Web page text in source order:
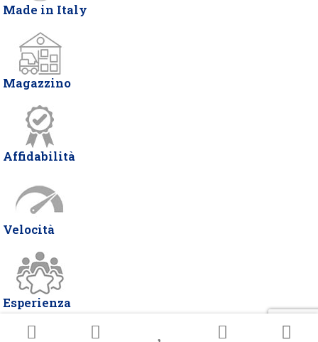
Made in Italy
Magazzino
Affidabilità
Velocità
Esperienza
© Copyright 2026 DELTA ITALIA 2 | P.IVA 07466490963 | Via Miglioli, 26 -